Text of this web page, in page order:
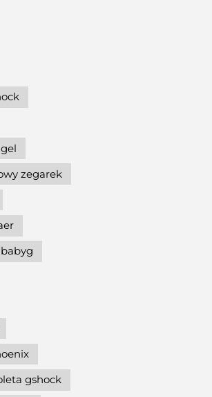
zegarek
babyg
gshock